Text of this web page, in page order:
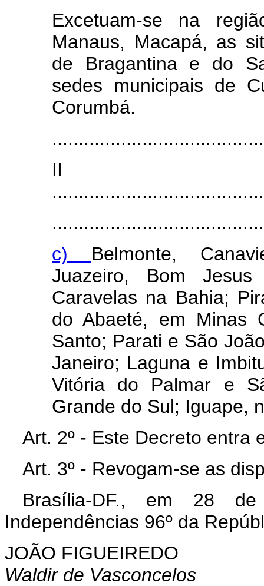
Excetuam-se na
Manaus, Macapá, as
de Bragantina e do
sedes municipais de
Corumbá.
c) Belmonte,
Juazeiro, Bom
Caravelas na Bahia;
do Abaeté, em Minas
Santo; Parati e São
Janeiro; Laguna e
Vitória do Palmar e
Grande do Sul; Iguape,
Art. 2º - Este Decreto entra
Art. 3º - Revogam-se as
Brasília-DF., em 28
Independências 96º da
JOÃO FIGUEIREDO
Waldir de Vasconcelos